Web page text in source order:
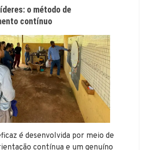
o método de
contínuo
é desenvolvida por meio de
contínua e um genuíno